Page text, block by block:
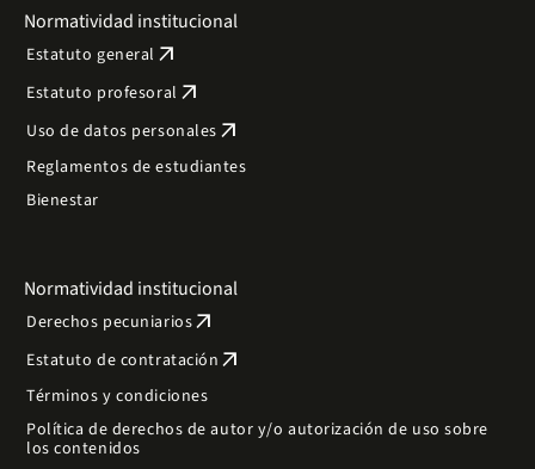
Normatividad institucional
Estatuto general arrow_outward
Estatuto profesoral arrow_outward
Uso de datos personales arrow_outward
Reglamentos de estudiantes
Bienestar
Normatividad institucional
Derechos pecuniariosarrow_outward
Estatuto de contratación arrow_outward
Términos y condiciones
Política de derechos de autor y/o autorización de uso sobre
los contenidos